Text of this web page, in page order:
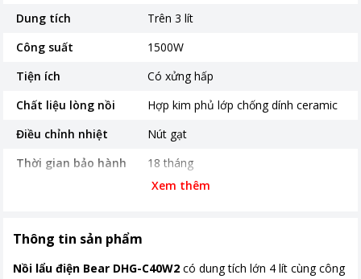
Dung tích
Trên 3 lít
Công suất
1500W
Tiện ích
Có xửng hấp
Chất liệu lòng nồi
Hợp kim phủ lớp chống dính ceramic
Điều chỉnh nhiệt
Nút gạt
Thời gian bảo hành
18 tháng
Trung Quốc
Khoảng giá
Xem thêm
Thông tin sản phẩm
Nồi lẩu điện Bear DHG-C40W2 có dung tích lớn 4 lít cùng công